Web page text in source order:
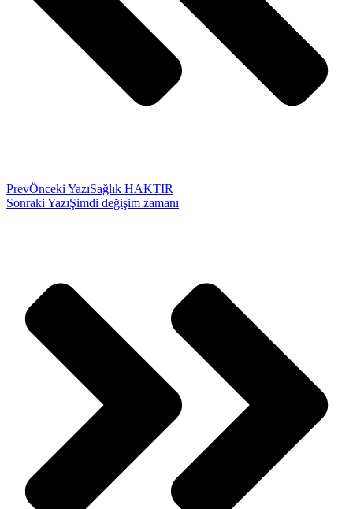
PrevÖnceki YazıSağlık HAKTIR
Sonraki YazıŞimdi değişim zamanı